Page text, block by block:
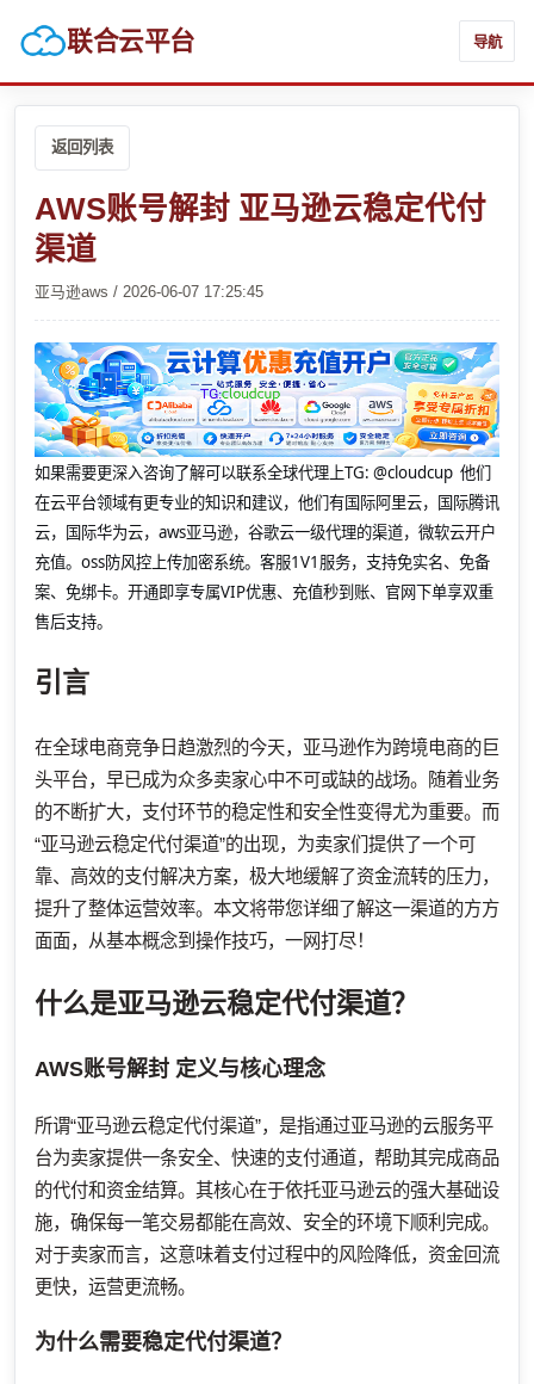
联合云平台 导航
返回列表
AWS账号解封 亚马逊云稳定代付
渠道
亚马逊aws / 2026-06-07 17:25:45
如果需要更深入咨询了解可以联系全球代理上TG: @cloudcup 他们
在云平台领域有更专业的知识和建议，他们有国际阿里云，国际腾讯
云，国际华为云，aws亚马逊，谷歌云一级代理的渠道，微软云开户
充值。oss防风控上传加密系统。客服1V1服务，支持免实名、免备
案、免绑卡。开通即享专属VIP优惠、充值秒到账、官网下单享双重
售后支持。
引言
在全球电商竞争日趋激烈的今天，亚马逊作为跨境电商的巨
头平台，早已成为众多卖家心中不可或缺的战场。随着业务
的不断扩大，支付环节的稳定性和安全性变得尤为重要。而
“亚马逊云稳定代付渠道”的出现，为卖家们提供了一个可
靠、高效的支付解决方案，极大地缓解了资金流转的压力，
提升了整体运营效率。本文将带您详细了解这一渠道的方方
面面，从基本概念到操作技巧，一网打尽！
什么是亚马逊云稳定代付渠道？
AWS账号解封 定义与核心理念
所谓“亚马逊云稳定代付渠道”，是指通过亚马逊的云服务平
台为卖家提供一条安全、快速的支付通道，帮助其完成商品
的代付和资金结算。其核心在于依托亚马逊云的强大基础设
施，确保每一笔交易都能在高效、安全的环境下顺利完成。
对于卖家而言，这意味着支付过程中的风险降低，资金回流
更快，运营更流畅。
为什么需要稳定代付渠道？